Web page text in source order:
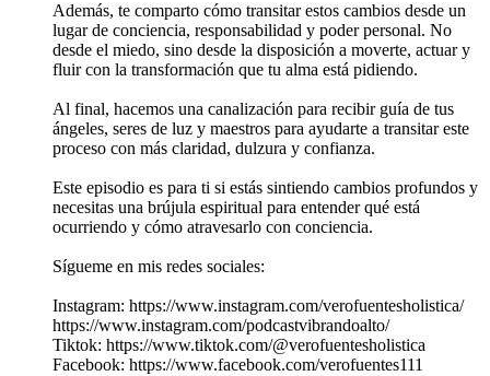
Además, te comparto cómo transitar estos cambios desde un
lugar de conciencia, responsabilidad y poder personal. No
desde el miedo, sino desde la disposición a moverte, actuar y
fluir con la transformación que tu alma está pidiendo.
Al final, hacemos una canalización para recibir guía de tus
ángeles, seres de luz y maestros para ayudarte a transitar este
proceso con más claridad, dulzura y confianza.
Este episodio es para ti si estás sintiendo cambios profundos y
necesitas una brújula espiritual para entender qué está
ocurriendo y cómo atravesarlo con conciencia.
Sígueme en mis redes sociales:
Instagram: https://www.instagram.com/verofuentesholistica/
https://www.instagram.com/podcastvibrandoalto/
Tiktok: https://www.tiktok.com/@verofuentesholistica
Facebook: https://www.facebook.com/verofuentes111